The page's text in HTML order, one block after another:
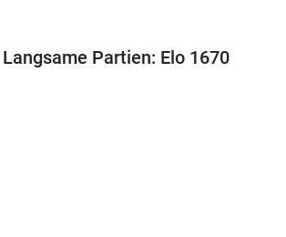
Langsame Partien: Elo 1670